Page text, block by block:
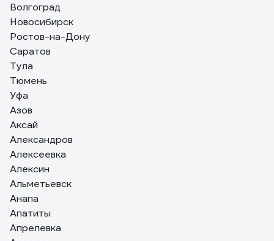
Волгоград
Новосибирск
Ростов-на-Дону
Саратов
Тула
Тюмень
Уфа
Азов
Аксай
Александров
Алексеевка
Алексин
Альметьевск
Анапа
Апатиты
Апрелевка